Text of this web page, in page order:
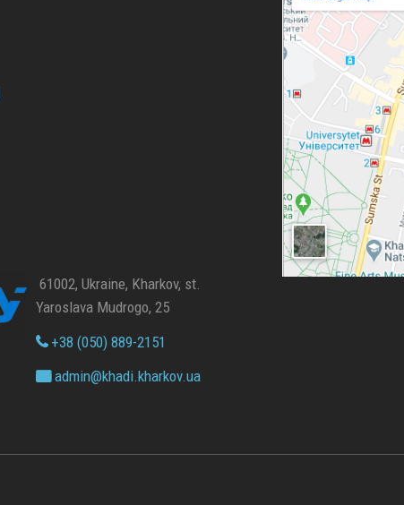
61002, Ukraine, Kharkov, st.
Yaroslava Mudrogo, 25
+38 (050) 889-2151
admin@khadi.kharkov.ua